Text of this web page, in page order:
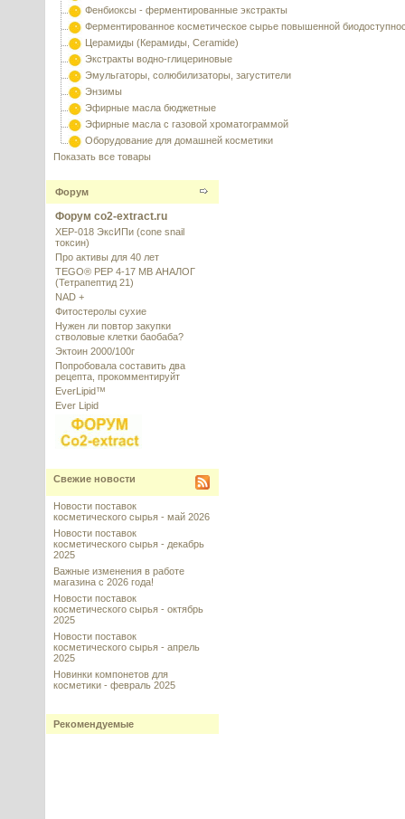
Фенбиоксы - ферментированные экстракты
Ферментированное косметическое сырье повышенной
Церамиды (Керамиды, Ceramide)
Экстракты водно-глицериновые
Эмульгаторы, солюбилизаторы, загустители
Энзимы
Эфирные масла бюджетные
Эфирные масла с газовой хроматограммой
Оборудование для домашней косметики
Показать все товары
Форум
Форум co2-extract.ru
XEP-018 ЭксИПи (cone snail
токсин)
Про активы для 40 лет
TEGO® PEP 4-17 MB АНАЛОГ
(Тетрапептид 21)
NAD +
Фитостеролы сухие
Нужен ли повтор закупки
стволовые клетки баобаба?
Эктоин 2000/100г
Попробовала составить два
рецепта, прокомментируйт
EverLipid™
Ever Lipid
Свежие новости
Новости поставок
косметического сырья - май 2026
Новости поставок
косметического сырья - декабрь
2025
Важные изменения в работе
магазина с 2026 года!
Новости поставок
косметического сырья - октябрь
2025
Новости поставок
косметического сырья - апрель
2025
Новинки компонетов для
косметики - февраль 2025
Рекомендуемые